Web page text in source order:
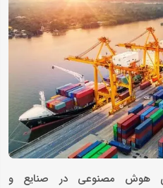
هوش مصنوعی در صنایع و